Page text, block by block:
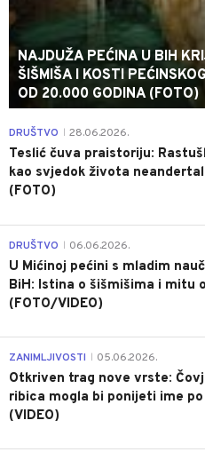
NAJDUŽA PEĆINA U BIH
ŠIŠMIŠA I KOSTI
OD 20.000 GODINA (FOTO)
DRUŠTVO 28.06.2026.
Teslić čuva praistoriju:
kao svjedok života
(FOTO)
DRUŠTVO 06.06.2026.
U Mićinoj pećini s mladim
BiH: Istina o šišmišima i mitu
(FOTO/VIDEO)
ZANIMLJIVOSTI 05.06.2026.
Otkriven trag nove vrste:
ribica mogla bi ponijeti ime
(VIDEO)